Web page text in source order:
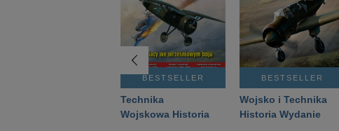
BESTSELLER
Technika
Wojskowa Historia
BESTSELLER
Wojsko i Technika
Historia Wydanie